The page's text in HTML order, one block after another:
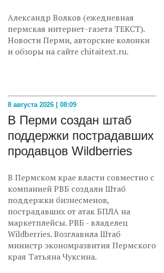
Александр Волков (ежедневная
пермская интернет-газета ТЕКСТ).
Новости Перми, авторские колонки
и обзоры на сайте chitaitext.ru.
8 августа 2026 | 08:09
В Перми создан штаб
поддержки пострадавших
продавцов Wildberries
В Пермском крае власти совместно с
компанией РВБ создали Штаб
поддержки бизнесменов,
пострадавших от атак БПЛА на
маркетплейсы. РВБ - владелец
Wildberries. Возглавила Штаб
министр экономразвития Пермского
края Татьяна Чуксина.